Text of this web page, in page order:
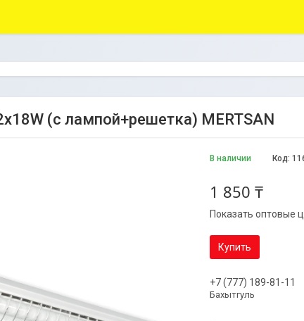
(с лампой+решетка) MERTSAN
В наличии Код:
1 850 ₸
Показать оптовые
Купить
+7 (777) 189-81-11
Бахытгуль